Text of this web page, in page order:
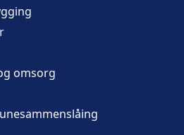
omsorg